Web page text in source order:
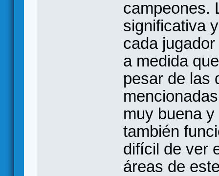
campeones.
significativa
cada
a medida
pesar de las
muy buena
también
difícil de ver
áreas de